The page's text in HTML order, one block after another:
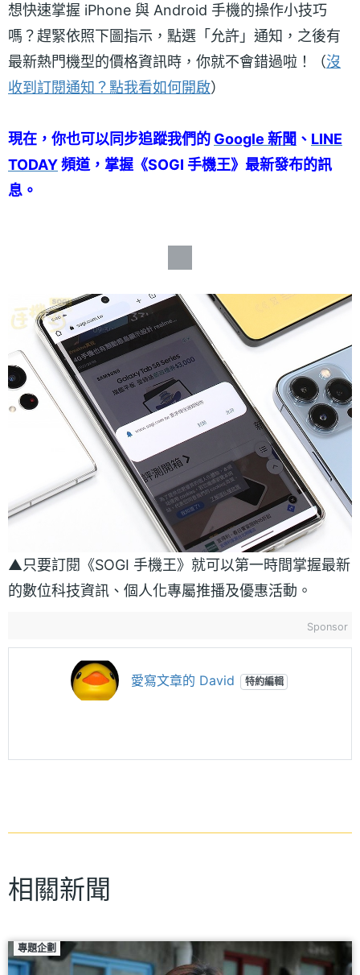
想快速掌握 iPhone 與 Android 手機的操作小技巧
嗎？趕緊依照下圖指示，點選「允許」通知，之後有
最新熱門機型的價格資訊時，你就不會錯過啦！（沒
收到訂閱通知？點我看如何開啟）
現在，你也可以同步追蹤我們的 Google 新聞 、 LINE
TODAY頻道，掌握《SOGI 手機王》最新發布的訊
息。
▲只要訂閱《SOGI 手機王》就可以第一時間掌握最新
的數位科技資訊、個人化專屬推播及優惠活動。
Sponsor
愛寫文章的 David 特約編輯
相關新聞
專題企劃